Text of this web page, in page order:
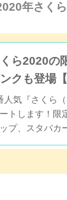
年さく
ら2020の
クも登場【
人気『さくら
トします！限
プ、スタバカ